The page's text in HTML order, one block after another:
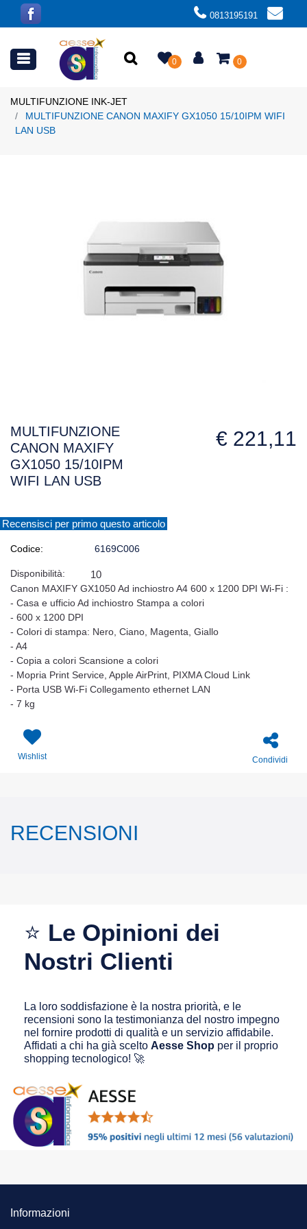
0813195191
Open menu 0 0
MULTIFUNZIONE INK-JET
MULTIFUNZIONE CANON MAXIFY GX1050 15/10IPM WIFI
LAN USB
MULTIFUNZIONE
CANON MAXIFY
GX1050 15/10IPM
WIFI LAN USB
€ 221,11
Recensisci per primo questo articolo
Codice: 6169C006
Disponibilità: 10
Canon MAXIFY GX1050 Ad inchiostro A4 600 x 1200 DPI Wi-Fi :
- Casa e ufficio Ad inchiostro Stampa a colori
- 600 x 1200 DPI
- Colori di stampa: Nero, Ciano, Magenta, Giallo
- A4
- Copia a colori Scansione a colori
- Mopria Print Service, Apple AirPrint, PIXMA Cloud Link
- Porta USB Wi-Fi Collegamento ethernet LAN
- 7 kg
Wishlist Condividi
RECENSIONI
⭐ Le Opinioni dei
Nostri Clienti
La loro soddisfazione è la nostra priorità, e le
recensioni sono la testimonianza del nostro impegno
nel fornire prodotti di qualità e un servizio affidabile.
Affidati a chi ha già scelto Aesse Shop per il proprio
shopping tecnologico! 🚀
Informazioni